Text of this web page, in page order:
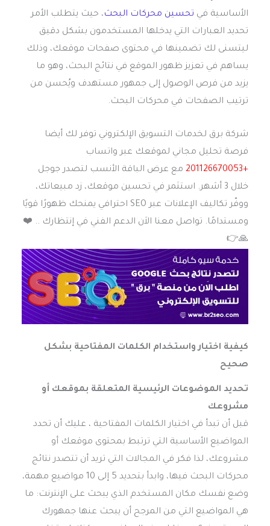
الأساسية في تحسين محركات البحث، حيث يتطلب الأمر
تحديد العبارات التي يدخلها المستخدمون بشكل دقيق
ليتسنى لك تضمينها في محتوى صفحات موقعك، وذلك
يساهم في تعزيز ظهور الموقع في نتائج البحث، وهو ما
يزيد من فرص الوصول إلى جمهور مستهدف ويُحسن من
ترتيب الصفحات في محركات البحث.
شركة برق لخدمات التسويق الإلكتروني توفر لك أيضا
فرصة تحليل مجاني لموقعك عبر واتساب
+201126670053
مع عرض الباقة الأنسب لتصدر جوجل
خلال 3 أشهر. استثمر في تحسين موقعك، زد مبيعاتك،
ووفّر تكاليف الإعلانات عبر SEO احترافي يمنحك ظهورًا قويًا
ومستدامًا. تواصل معنا الاَن الدعم الفني في إنتظارك .. ❤️️
🙏👉
كيفية اختيار واستخدام الكلمات المفتاحية بشكل
صحيح
تحديد الموضوعات الرئيسية المتعلقة بموقعك أو
مشروعك
قبل أن تبدأ في اختيار الكلمات المفتاحية ، عليك أن تحدد
المواضيع الأساسية التي ترتبط بمحتوى موقعك أو
مشروعك، لذا فكر في المجالات التي تريد أن تتصدر نتائج
محركات البحث فيها، وابدأ بتحديد 5 إلى 10 مواضيع مهمة،
وضع نفسك مكان المستخدم الذي يبحث على الإنترنت: ما
هي المواضيع التي من المرجح أن يبحث عنها جمهورك